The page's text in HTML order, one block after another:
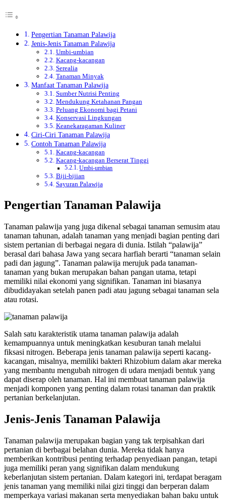
Pengertian Tanaman Palawija
Jenis-Jenis Tanaman Palawija
Umbi-umbian
Kacang-kacangan
Serealia
Tanaman Minyak
Manfaat Tanaman Palawija
Sumber Nutrisi Penting
Mendukung Ketahanan Pangan
Peluang Ekonomi bagi Petani
Konservasi Lingkungan
Keanekaragaman Kuliner
Ciri-Ciri Tanaman Palawija
Contoh Tanaman Palawija
Kacang-kacangan
Kacang-kacangan Berserat Tinggi
Umbi-umbian
Biji-bijian
Sayuran Palawija
Pengertian Tanaman Palawija
Tanaman palawija yang juga dikenal sebagai tanaman semusim atau
tanaman tahunan, adalah tanaman yang menjadi bagian penting dari
sistem pertanian di berbagai negara di dunia. Istilah “palawija”
berasal dari bahasa Jawa yang secara harfiah berarti “tanaman selain
padi dan jagung”. Tanaman palawija merujuk pada tanaman-
tanaman yang bukan merupakan bahan pangan utama, tetapi
memiliki nilai ekonomi yang signifikan. Tanaman ini biasanya
dibudidayakan setelah panen padi atau jagung sebagai tanaman sela
atau rotasi.
Salah satu karakteristik utama tanaman palawija adalah
kemampuannya untuk meningkatkan kesuburan tanah melalui
fiksasi nitrogen. Beberapa jenis tanaman palawija seperti kacang-
kacangan, misalnya, memiliki bakteri Rhizobium dalam akar mereka
yang membantu mengubah nitrogen di udara menjadi bentuk yang
dapat diserap oleh tanaman. Hal ini membuat tanaman palawija
menjadi komponen yang penting dalam rotasi tanaman dan praktik
pertanian berkelanjutan.
Jenis-Jenis Tanaman Palawija
Tanaman palawija merupakan bagian yang tak terpisahkan dari
pertanian di berbagai belahan dunia. Mereka tidak hanya
memberikan kontribusi penting terhadap penyediaan pangan, tetapi
juga memiliki peran yang signifikan dalam mendukung
keberlanjutan sistem pertanian. Dalam kategori ini, terdapat beragam
jenis tanaman yang memiliki nilai gizi tinggi dan berperan dalam
memperkaya variasi makanan serta menyediakan bahan baku untuk